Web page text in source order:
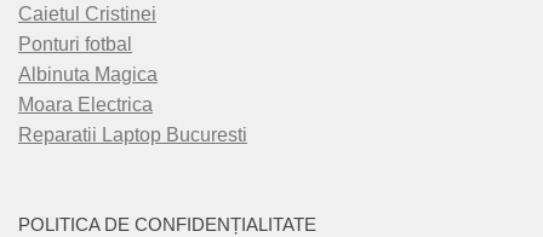
Caietul Cristinei
Ponturi fotbal
Albinuta Magica
Moara Electrica
Reparatii Laptop Bucuresti
POLITICA DE CONFIDENȚIALITATE